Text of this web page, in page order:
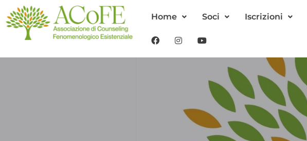
Home Soci Iscrizioni